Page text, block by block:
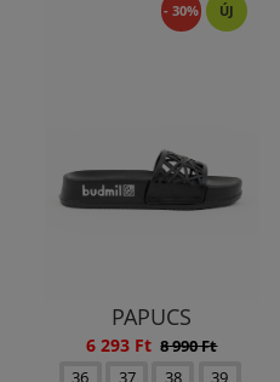
- 30% ÚJ
PAPUCS
6 293 Ft 8 990 Ft
36
37 38
39